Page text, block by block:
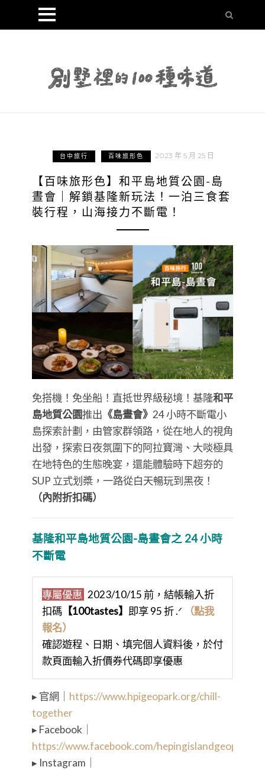
台中旅行 百味旅形色 2023 年 5 月 25 日
【百味旅形色】和平島地質公園-島
晝會｜解鎖基隆新玩法！一泊三食套
裝行程，山海接力不斷電！
免搭機！免坐船！直抵世界級秘境！基隆和平
島地質公園推出 《島晝會》 24 小時不斷電小
島探索計劃，由管家群領路，從在地人的視角
出發，探索日夜氛圍下的阿拉寶灣、大啖極具
在地特色的生態晚宴，還能體驗時下超夯的
SUP 立式划槳，一路從白天暢玩到黑夜！
（內附折扣碼）
基隆和平島地質公園-島晝會之 24 小時
不斷電
專屬優惠 2023/10/15 前，結帳輸入折
扣碼 【100tastes】 即享 95 折 .ᐟ
（點我
報名）
確認遊程、日期、填完個人資料後，於付
款頁面輸入折價券代碼即享優惠
▸ 官網｜ https://www.hpigeopark.org/chill-
together
▸ Facebook｜
https://www.facebook.com/hepingislandgeopark
▸ Instagram｜